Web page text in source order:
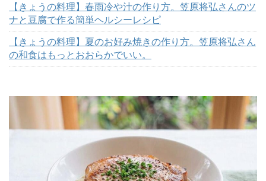
【きょうの料理】春雨冷や汁の作り方。笠原将弘さんのツ
ナと豆腐で作る簡単ヘルシーレシピ
【きょうの料理】夏のお好み焼きの作り方。笠原将弘さん
の和食はもっとおおらかでいい。